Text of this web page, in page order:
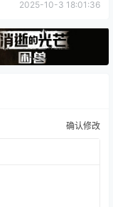
2025-10-3 18:01:36
确认修改